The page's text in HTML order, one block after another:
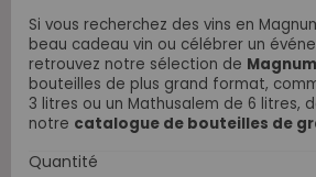
Si vous recherchez des vins en
beau cadeau vin ou célébrer un
retrouvez notre sélection de
bouteilles de plus grand format,
3 litres ou un Mathusalem de 6 litres,
notre catalogue de bouteilles de
Quantité